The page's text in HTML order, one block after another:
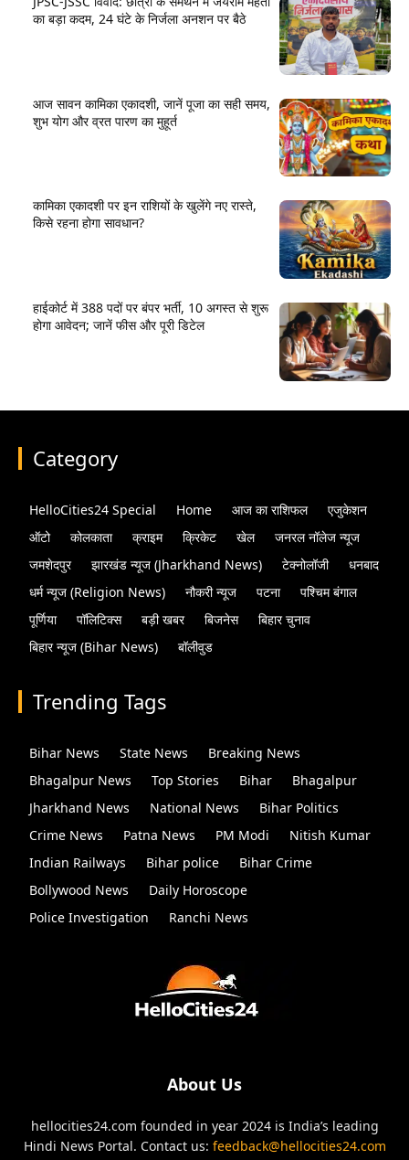
का बड़ा कदम, 24 घंटे के निर्जला अनशन पर बैठे
आज सावन कामिका एकादशी, जानें पूजा का सही समय,
शुभ योग और व्रत पारण का मुहूर्त
कामिका एकादशी पर इन राशियों के खुलेंगे नए रास्ते,
किसे रहना होगा सावधान?
हाईकोर्ट में 388 पदों पर बंपर भर्ती, 10 अगस्त से शुरू
होगा आवेदन; जानें फीस और पूरी डिटेल
Category
HelloCities24 Special Home आज का राशिफल
एजुकेशन
ऑटो
कोलकाता क्राइम क्रिकेट खेल
जनरल नॉलेज न्यूज
जमशेदपुर
झारखंड न्यूज (Jharkhand News) टेक्नोलॉजी
धनबाद
धर्म न्यूज (Religion News)
नौकरी न्यूज पटना
पश्चिम बंगाल
पूर्णिया
पॉलिटिक्स बड़ी खबर बिजनेस
बिहार चुनाव
बिहार न्यूज (Bihar News)
बॉलीवुड
Trending Tags
Bihar News State News
Breaking News
Bhagalpur News
Top Stories Bihar
Bhagalpur
Jharkhand News
National News
Bihar Politics
Crime News
Patna News PM Modi
Nitish Kumar
Indian Railways
Bihar police
Bihar Crime
Bollywood News
Daily Horoscope
Police Investigation
Ranchi News
About Us
hellocities24.com founded in year 2024 is India’s leading
Hindi News Portal. Contact us: feedback@hellocities24.com